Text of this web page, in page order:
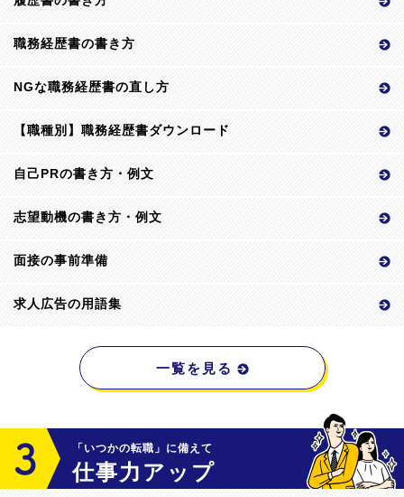
職務経歴書の書き方
NGな職務経歴書の直し方
【職種別】職務経歴書ダウンロード
自己PRの書き方・例文
志望動機の書き方・例文
面接の事前準備
求人広告の用語集
一覧を見る
「いつかの転職」に備えて
仕事力アップ